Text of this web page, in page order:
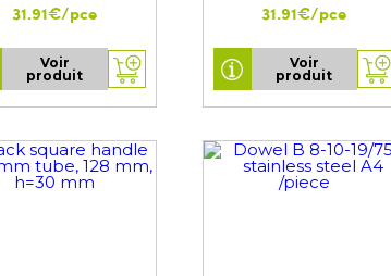
31.91€/pce
Voir
produit
31.91€/pce
Voir
produit